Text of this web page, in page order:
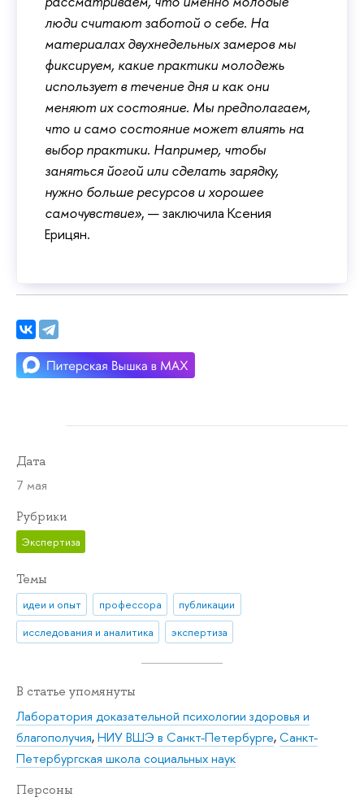
люди считают заботой о себе. На
материалах двухнедельных замеров мы
фиксируем, какие практики молодежь
использует в течение дня и как они
меняют их состояние. Мы предполагаем,
что и само состояние может влиять на
выбор практики. Например, чтобы
заняться йогой или сделать зарядку,
нужно больше ресурсов и хорошее
самочувствие», — заключила Ксения
Ерицян.
Дата
7 мая
Рубрики
Экспертиза
Темы
идеи и опыт профессора
публикации
исследования и аналитика
экспертиза
В статье упомянуты
Лаборатория доказательной психологии здоровья и
благополучия,НИУ ВШЭ в Санкт-Петербурге,Санкт-
Петербургская школа социальных наук
Персоны